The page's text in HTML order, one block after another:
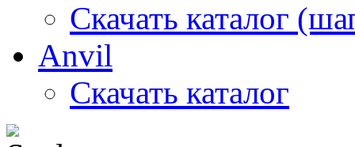
Скачать каталог
Anvil
Скачать каталог